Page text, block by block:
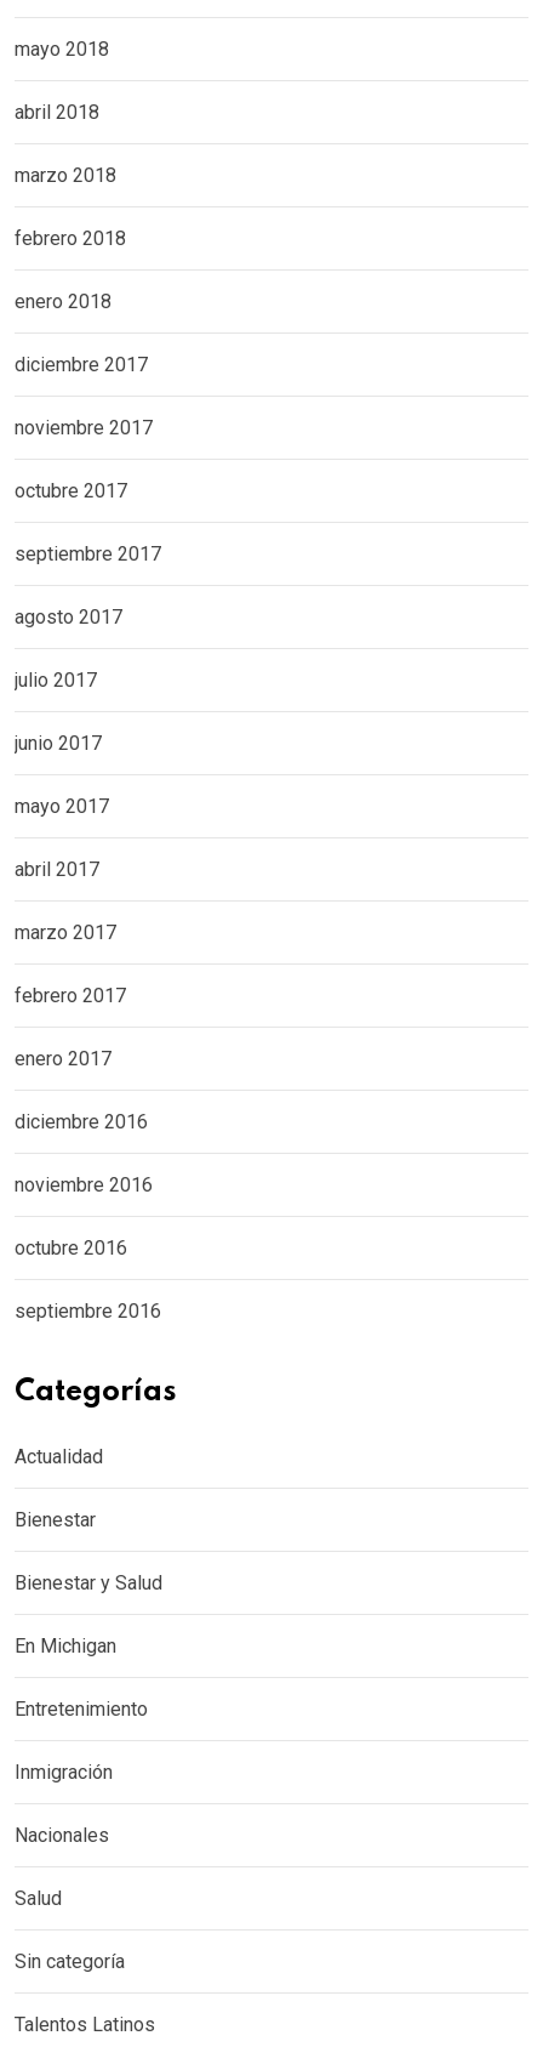
mayo 2018
abril 2018
marzo 2018
febrero 2018
enero 2018
diciembre 2017
noviembre 2017
octubre 2017
septiembre 2017
agosto 2017
julio 2017
junio 2017
mayo 2017
abril 2017
marzo 2017
febrero 2017
enero 2017
diciembre 2016
noviembre 2016
octubre 2016
septiembre 2016
Categorías
Actualidad
Bienestar
Bienestar y Salud
En Michigan
Entretenimiento
Inmigración
Nacionales
Salud
Sin categoría
Talentos Latinos